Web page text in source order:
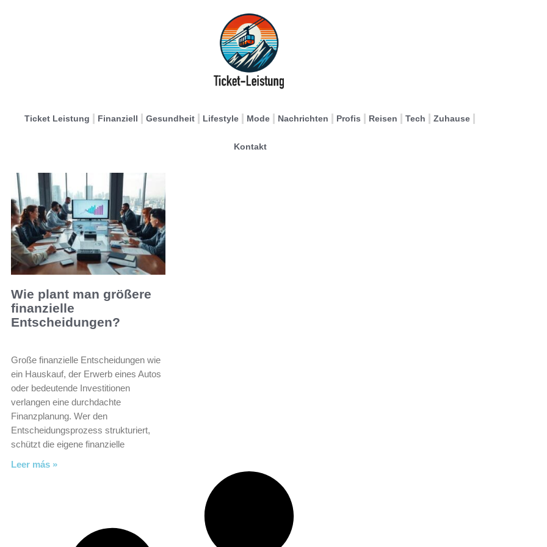
Ticket Leistung Finanziell Gesundheit Lifestyle Mode Nachrichten Profis Reisen Tech Zuhause
Kontakt
Wie plant man größere
finanzielle
Entscheidungen?
Große finanzielle Entscheidungen wie
ein Hauskauf, der Erwerb eines Autos
oder bedeutende Investitionen
verlangen eine durchdachte
Finanzplanung. Wer den
Entscheidungsprozess strukturiert,
schützt die eigene finanzielle
Leer más »